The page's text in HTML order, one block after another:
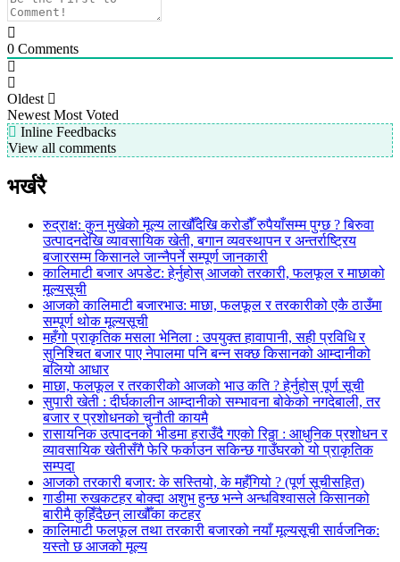
0 Comments
Oldest
Newest Most Voted
Inline Feedbacks
View all comments
भर्खरै
रुद्राक्ष: कुन मुखेको मूल्य लाखौँदेखि करोडौँ रुपैयाँसम्म पुग्छ ? बिरुवा
उत्पादनदेखि व्यावसायिक खेती, बगान व्यवस्थापन र अन्तर्राष्ट्रिय
बजारसम्म किसानले जान्नैपर्ने सम्पूर्ण जानकारी
कालिमाटी बजार अपडेट: हेर्नुहोस् आजको तरकारी, फलफूल र माछाको
मूल्यसूची
आजको कालिमाटी बजारभाउ: माछा, फलफूल र तरकारीको एकै ठाउँमा
सम्पूर्ण थोक मूल्यसूची
महँगो प्राकृतिक मसला भेनिला : उपयुक्त हावापानी, सही प्रविधि र
सुनिश्चित बजार पाए नेपालमा पनि बन्न सक्छ किसानको आम्दानीको
बलियो आधार
माछा, फलफूल र तरकारीको आजको भाउ कति ? हेर्नुहोस् पूर्ण सूची
सुपारी खेती : दीर्घकालीन आम्दानीको सम्भावना बोकेको नगदेबाली, तर
बजार र प्रशोधनको चुनौती कायमै
रासायनिक उत्पादनको भीडमा हराउँदै गएको रिठ्ठा : आधुनिक प्रशोधन र
व्यावसायिक खेतीसँगै फेरि फर्काउन सकिन्छ गाउँघरको यो प्राकृतिक
सम्पदा
आजको तरकारी बजार: के सस्तियो, के महँगियो ? (पूर्ण सूचीसहित)
गाडीमा रुखकटहर बोक्दा अशुभ हुन्छ भन्ने अन्धविश्वासले किसानको
बारीमै कुहिँदैछन् लाखौँका कटहर
कालिमाटी फलफूल तथा तरकारी बजारको नयाँ मूल्यसूची सार्वजनिक:
यस्तो छ आजको मूल्य